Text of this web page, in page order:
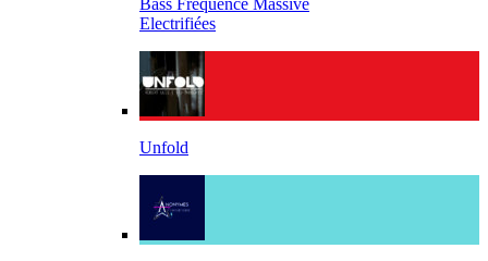
Bass Fréquence Massive
Electrifiées
Unfold